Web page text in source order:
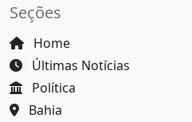
Seções
Home
Últimas Notícias
Política
Bahia